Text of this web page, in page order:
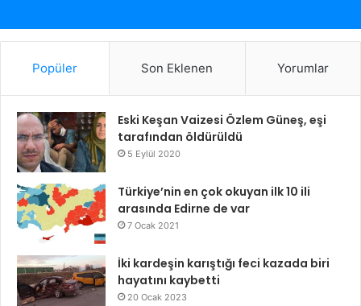
Popüler Son Eklenen Yorumlar
Eski Keşan Vaizesi Özlem Güneş, eşi
tarafından öldürüldü
5 Eylül 2020
Türkiye’nin en çok okuyan ilk 10 ili
arasında Edirne de var
7 Ocak 2021
İki kardeşin karıştığı feci kazada biri
hayatını kaybetti
20 Ocak 2023